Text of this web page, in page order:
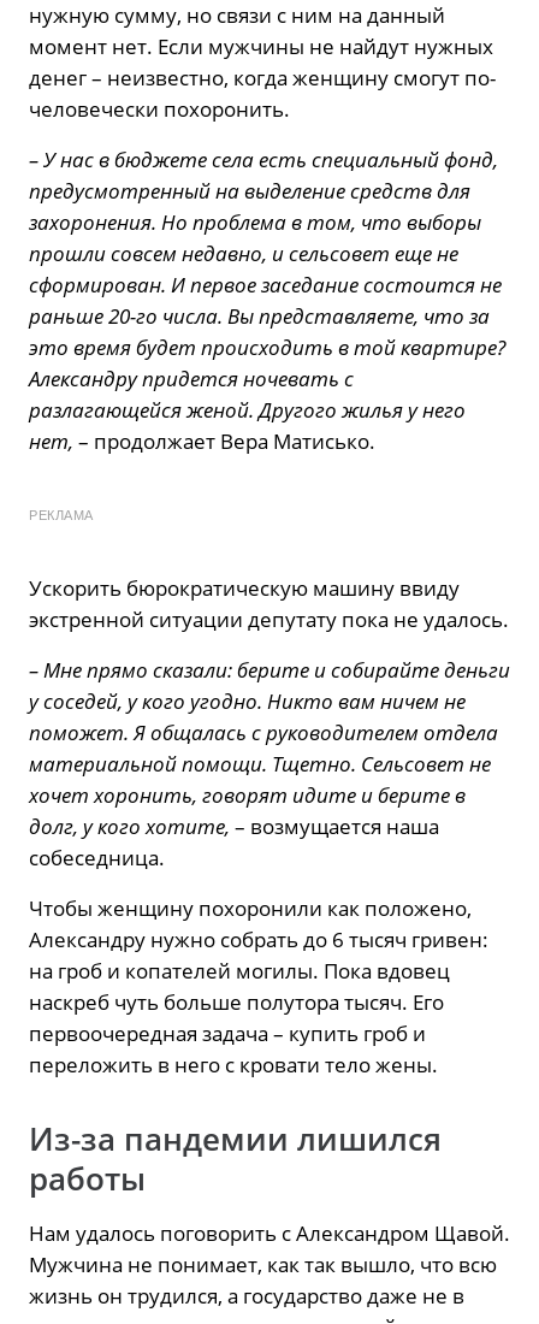
нужную сумму, но связи с ним на данный
момент нет. Если мужчины не найдут нужных
денег – неизвестно, когда женщину смогут по-
человечески похоронить.
– У нас в бюджете села есть специальный фонд,
предусмотренный на выделение средств для
захоронения. Но проблема в том, что выборы
прошли совсем недавно, и сельсовет еще не
сформирован. И первое заседание состоится не
раньше 20-го числа. Вы представляете, что за
это время будет происходить в той квартире?
Александру придется ночевать с
разлагающейся женой. Другого жилья у него
нет, – продолжает Вера Матисько.
РЕКЛАМА
Ускорить бюрократическую машину ввиду
экстренной ситуации депутату пока не удалось.
– Мне прямо сказали: берите и собирайте деньги
у соседей, у кого угодно. Никто вам ничем не
поможет. Я общалась с руководителем отдела
материальной помощи. Тщетно. Сельсовет не
хочет хоронить, говорят идите и берите в
долг, у кого хотите, – возмущается наша
собеседница.
Чтобы женщину похоронили как положено,
Александру нужно собрать до 6 тысяч гривен:
на гроб и копателей могилы. Пока вдовец
наскреб чуть больше полутора тысяч. Его
первоочередная задача – купить гроб и
переложить в него с кровати тело жены.
Из-за пандемии лишился
работы
Нам удалось поговорить с Александром Щавой.
Мужчина не понимает, как так вышло, что всю
жизнь он трудился, а государство даже не в